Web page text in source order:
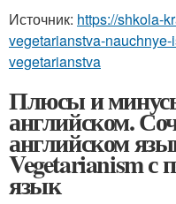
Источник: https://shkola-
vegetarianstva-
vegetarianstva
Плюсы и
английском.
английском
Vegetarianism с
язык